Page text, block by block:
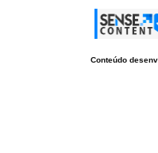
Conteúdo